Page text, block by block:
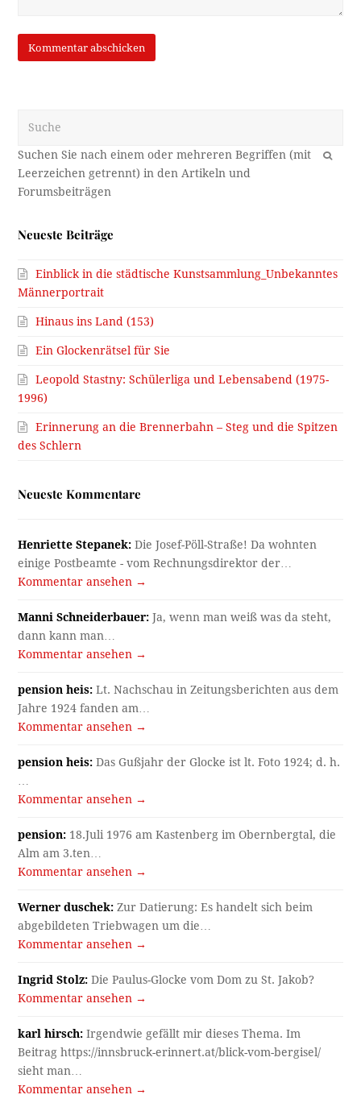
OK
Neueste Beiträge
Einblick in die städtische Kunstsammlung_Unbekanntes
Männerportrait
Hinaus ins Land (153)
Ein Glockenrätsel für Sie
Leopold Stastny: Schülerliga und Lebensabend (1975-
1996)
Erinnerung an die Brennerbahn – Steg und die Spitzen
des Schlern
Neueste Kommentare
Henriette Stepanek: Die Josef-Pöll-Straße! Da wohnten
einige Postbeamte - vom Rechnungsdirektor der…
Kommentar ansehen →
Manni Schneiderbauer: Ja, wenn man weiß was da steht,
dann kann man…
Kommentar ansehen →
pension heis: Lt. Nachschau in Zeitungsberichten aus dem
Jahre 1924 fanden am…
Kommentar ansehen →
pension heis: Das Gußjahr der Glocke ist lt. Foto 1924; d. h.
Kommentar ansehen →
pension: 18.Juli 1976 am Kastenberg im Obernbergtal, die
Alm am 3.ten…
Kommentar ansehen →
Werner duschek: Zur Datierung: Es handelt sich beim
abgebildeten Triebwagen um die…
Kommentar ansehen →
Ingrid Stolz: Die Paulus-Glocke vom Dom zu St. Jakob?
Kommentar ansehen →
karl hirsch: Irgendwie gefällt mir dieses Thema. Im
Beitrag https://innsbruck-erinnert.at/blick-vom-bergisel/
sieht man…
Kommentar ansehen →